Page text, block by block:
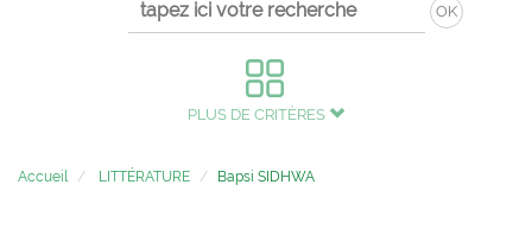
OK
PLUS DE CRITÈRES
Accueil LITTÉRATURE Bapsi SIDHWA